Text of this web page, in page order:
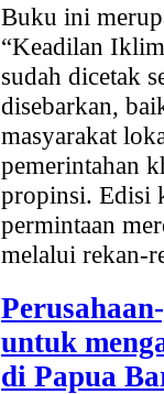
Buku ini
“Keadilan
sudah dicetak
disebarkan,
masyarakat
pemerintahan
propinsi. Edisi
permintaan
melalui rekan-
untuk
di Papua